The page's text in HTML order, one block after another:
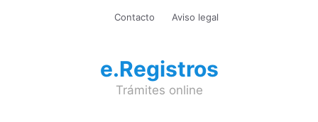
Contacto Aviso legal
e.Registros
Trámites online